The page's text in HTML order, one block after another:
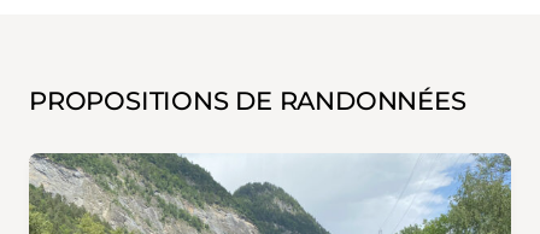
PROPOSITIONS DE RANDONNÉES